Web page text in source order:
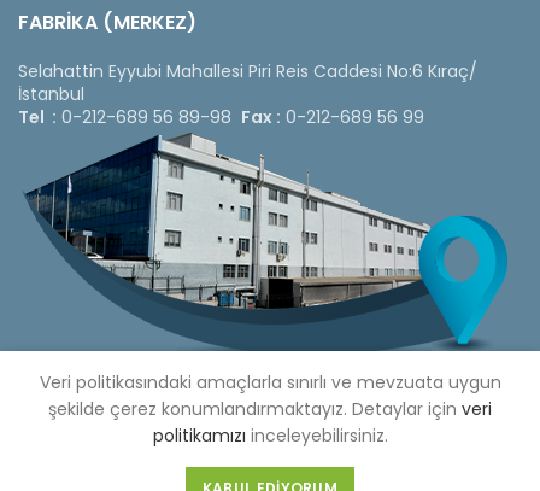
FABRİKA (MERKEZ)
Selahattin Eyyubi Mahallesi Piri Reis Caddesi No:6 Kıraç/
İstanbul
Tel : 0-212-689 56 89-98 Fax : 0-212-689 56 99
Listesi
Veri politikasındaki amaçlarla sınırlı ve mevzuata uygun
şekilde çerez konumlandırmaktayız. Detaylar için veri
politikamızı inceleyebilirsiniz.